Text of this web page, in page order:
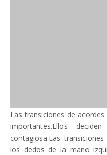
Las transiciones de
importantes.Ellos
contagiosa.Las
los dedos de la mano